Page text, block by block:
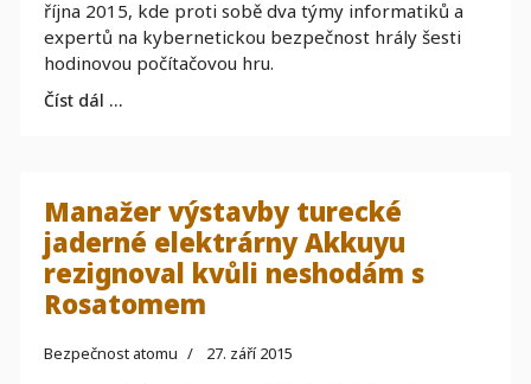
října 2015, kde proti sobě dva týmy informatiků a
expertů na kybernetickou bezpečnost hrály šesti
hodinovou počítačovou hru.
Číst dál …
Manažer výstavby turecké
jaderné elektrárny Akkuyu
rezignoval kvůli neshodám s
Rosatomem
Bezpečnost atomu 27. září 2015